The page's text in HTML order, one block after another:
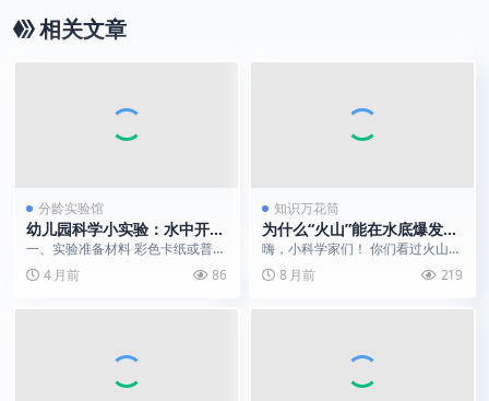
相关文章
分龄实验馆
幼儿园科学小实验：水中开花
小实验｜一张纸就能完成的趣
一、实验准备材料 彩色卡纸或普通
白纸 剪刀 装有清水的碗或盘子 笔
（可选，用于画...
4 月前 86
知识万花筒
为什么“火山”能在水底爆发？
揭秘“熔岩”喷发的科学原理
嗨，小科学家们！ 你们看过火山喷
发的视频吗？红色的岩浆喷向天
空，特别壮观！今天，...
8 月前 219